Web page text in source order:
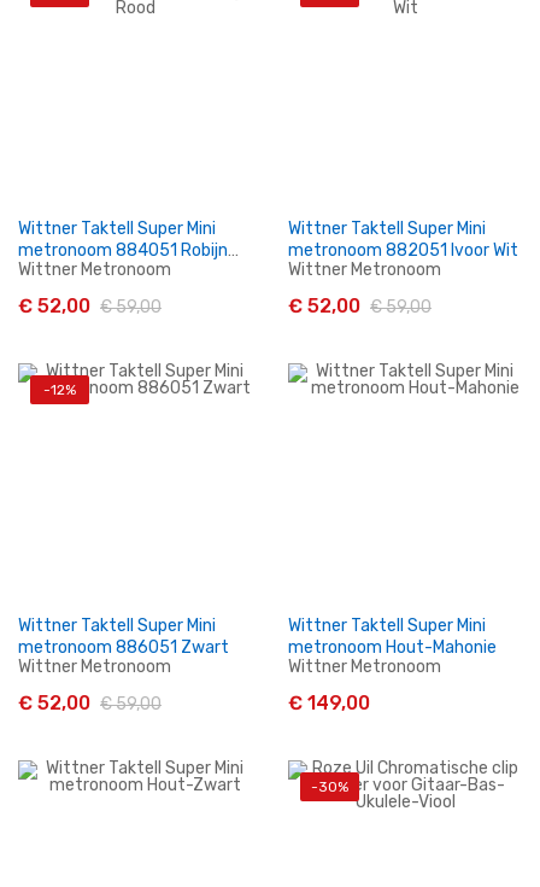
In Winkelwagen In Winkelwagen
In Winkelwagen
Wittner Taktell Super Mini
metronoom 884051 Robijn
Rood
Wittner Metronoom
€ 52,00 € 59,00
Wittner Taktell Super Mini
metronoom 882051 Ivoor Wit
Wittner Metronoom
€ 52,00 € 59,00
-12%
Wittner Taktell Super Mini
metronoom 886051 Zwart
Wittner Metronoom
€ 52,00 € 59,00
In Winkelwagen
Wittner Taktell Super Mini
metronoom Hout-Mahonie
Wittner Metronoom
€ 149,00
-30%